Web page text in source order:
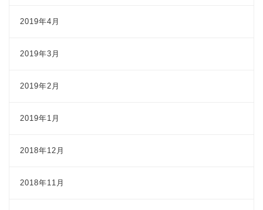
2019年4月
2019年3月
2019年2月
2019年1月
2018年12月
2018年11月